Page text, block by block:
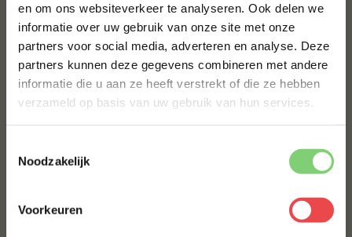
en om ons websiteverkeer te analyseren. Ook delen we
informatie over uw gebruik van onze site met onze
partners voor social media, adverteren en analyse. Deze
partners kunnen deze gegevens combineren met andere
informatie die u aan ze heeft verstrekt of die ze hebben
verzameld op basis van uw gebruik van hun services.
Noodzakelijk
Voorkeuren
BBQuality
BBQuality staat voor betaalbaar kwaliteitsvlees. Ons
vlees is van nature al heerlijk van smaak, maar met een
marinade of
rub
kun je je vlees eventueel nog wat meer
Contact
de
veelgestelde vragen
. Staat jouw vraag hier niet
, of stuur
10% korting op je
eerste bestelling*
Schrijf je in voor onze nieuwsbrief en ontvang direct
10% korting op jouw eerste bestelling.
VOORNAAM
ACHTERNAAM